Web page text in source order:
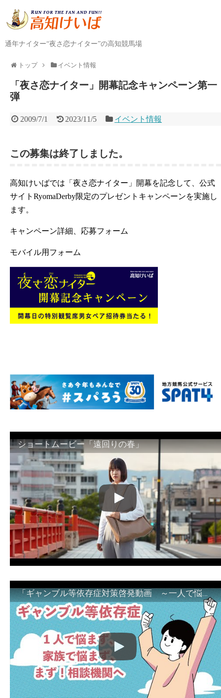
通年ナイター“夜さ恋ナイター”の高知競馬場
トップ イベント情報
「夜さ恋ナイター」開幕記念キャンペーン第一
弾
2009/7/1 2023/11/5 イベント情報
この募集は終了しました。
高知けいばでは「夜さ恋ナイター」開幕を記念して、公式
サイトRyomaDerby限定のプレゼントキャンペーンを実施し
ます。
キャンペーン詳細、応募フォーム
モバイル用フォーム
ショートムービー「遠回りの春」
「ギャンブル等依存症対策啓発動画 ～一人で悩まず、家族で悩まず、まず！相談機関へ～」